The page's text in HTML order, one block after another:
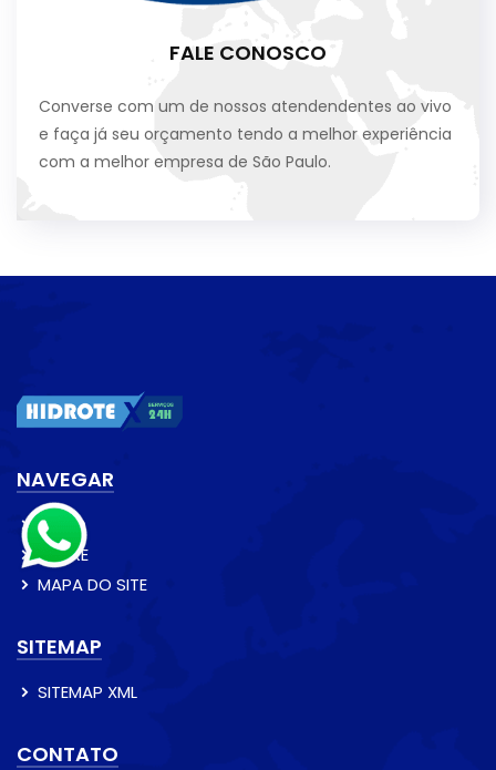
FALE CONOSCO
Converse com um de nossos atendendentes ao vivo
e faça já seu orçamento tendo a melhor experiência
com a melhor empresa de São Paulo.
NAVEGAR
INÍCIO
SOBRE
MAPA DO SITE
SITEMAP
SITEMAP XML
CONTATO